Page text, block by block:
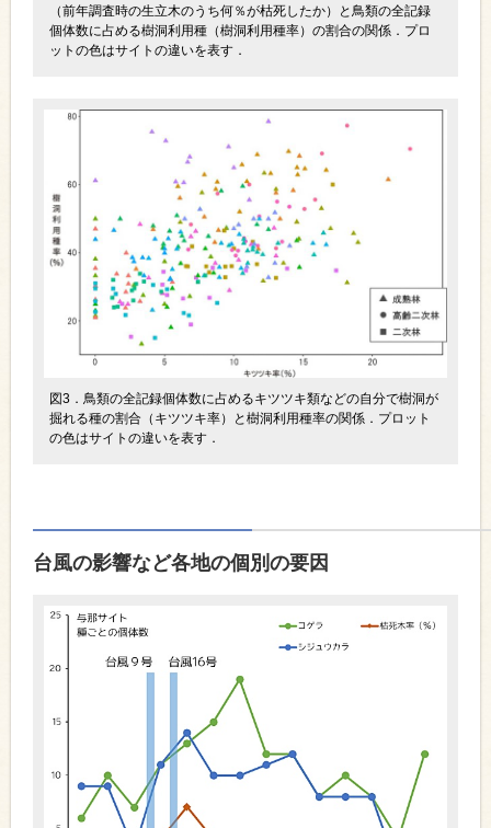
（前年調査時の生立木のうち何％が枯死したか）と鳥類の全記録
個体数に占める樹洞利用種（樹洞利用種率）の割合の関係．プロ
ットの色はサイトの違いを表す．
図3．鳥類の全記録個体数に占めるキツツキ類などの自分で樹洞が
掘れる種の割合（キツツキ率）と樹洞利用種率の関係．プロット
の色はサイトの違いを表す．
台風の影響など各地の個別の要因